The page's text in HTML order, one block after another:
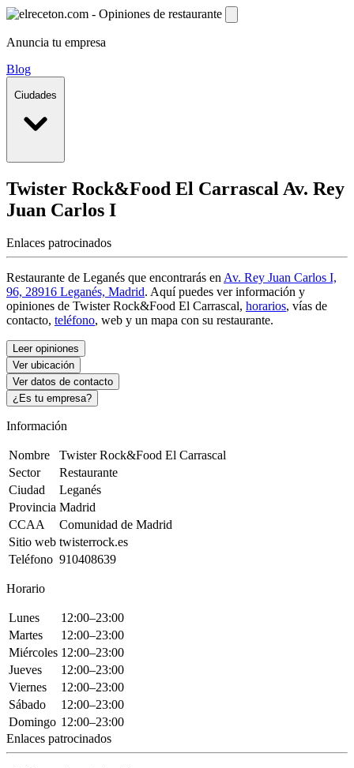
Anuncia tu empresa
Blog
Ciudades
Twister Rock&Food El Carrascal Av. Rey
Juan Carlos I
Enlaces patrocinados
Restaurante de Leganés que encontrarás enAv. Rey Juan Carlos I,
96, 28916 Leganés, Madrid. Aquí puedes ver información y
opiniones de Twister Rock&Food El Carrascal, horarios, vías de
contacto, teléfono, web y un mapa con su restaurante.
Leer opiniones
Ver ubicación
Ver datos de contacto
¿Es tu empresa?
Información
Nombre
Twister Rock&Food El Carrascal
Sector
Restaurante
Ciudad
Leganés
Provincia Madrid
CCAA
Comunidad de Madrid
Sitio web twisterrock.es
Teléfono 910408639
Horario
Lunes
12:00–23:00
Martes
12:00–23:00
Miércoles 12:00–23:00
Jueves
12:00–23:00
Viernes
12:00–23:00
Sábado
12:00–23:00
Domingo 12:00–23:00
Enlaces patrocinados